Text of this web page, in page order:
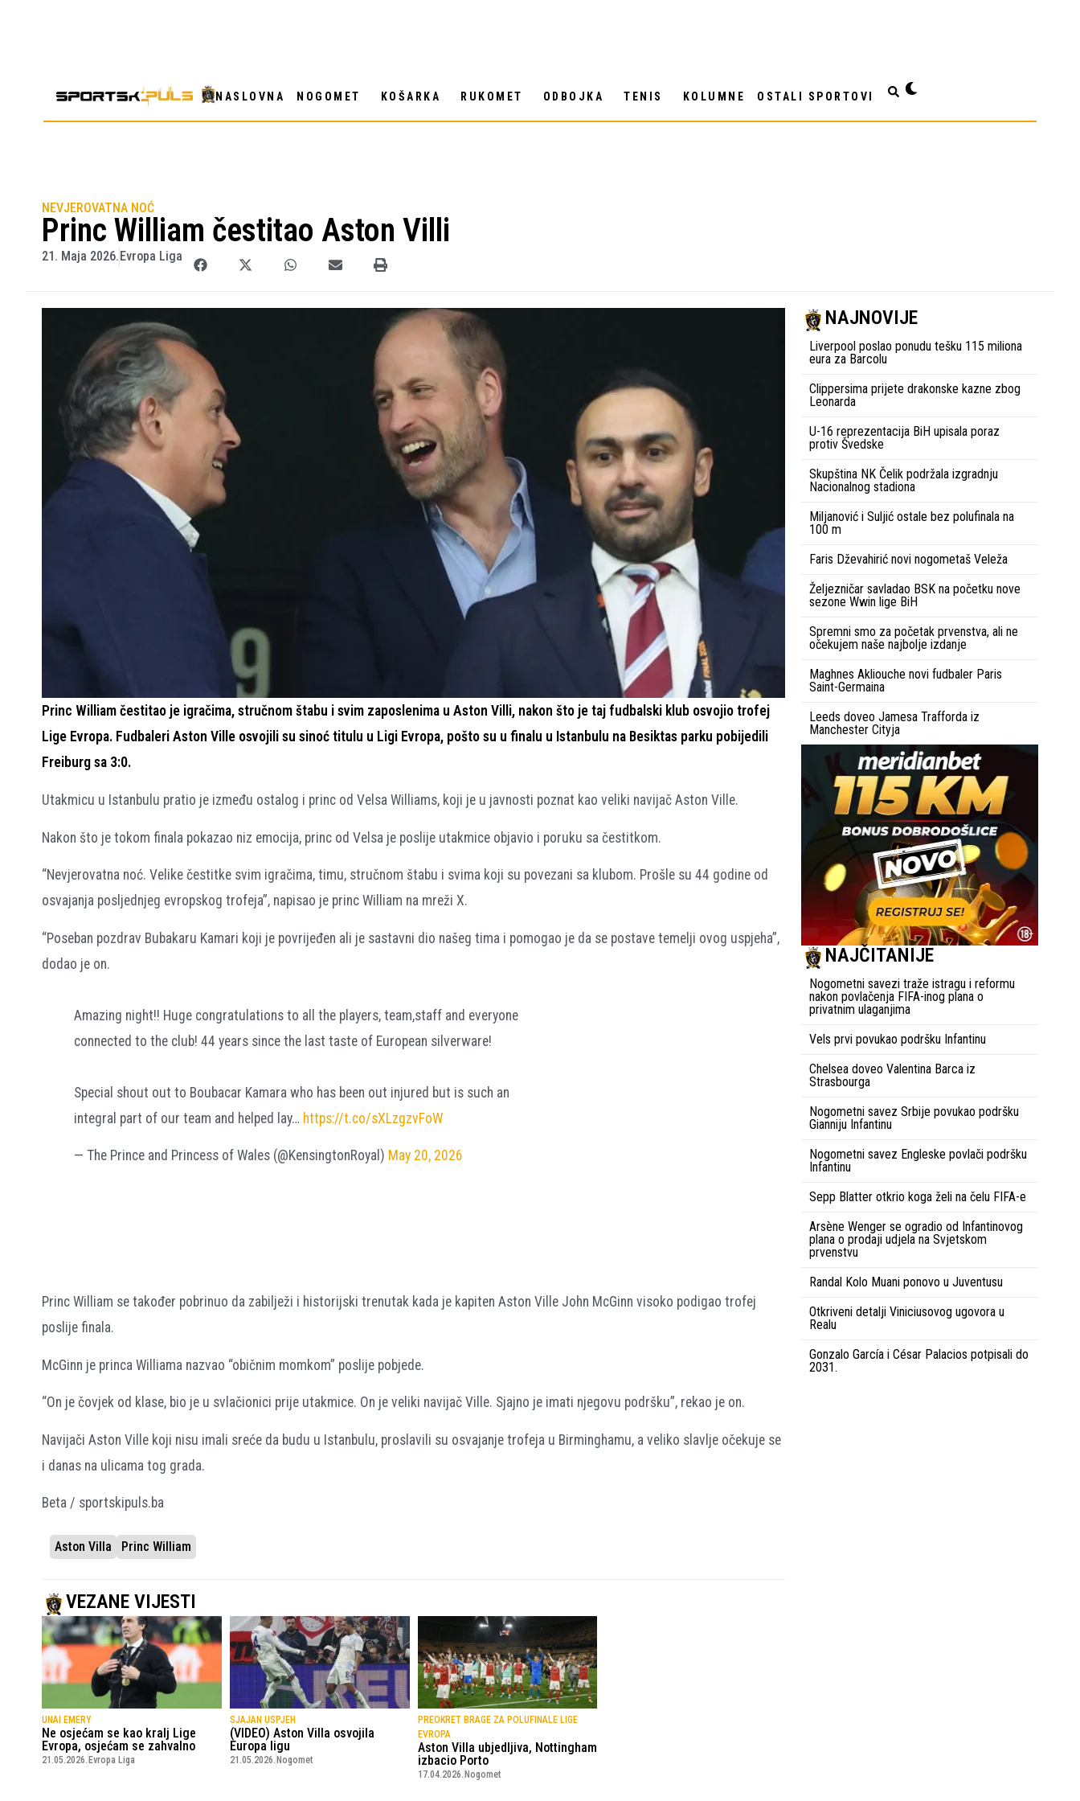
NASLOVNA NOGOMET KOŠARKA RUKOMET ODBOJKA TENIS KOLUMNE OSTALI SPORTOVI
NEVJEROVATNA NOĆ
Princ William čestitao Aston Villi
21. Maja 2026. Evropa Liga
Princ William čestitao je igračima, stručnom štabu i svim zaposlenima u Aston Villi, nakon što je taj fudbalski klub osvojio trofej
Lige Evropa. Fudbaleri Aston Ville osvojili su sinoć titulu u Ligi Evropa, pošto su u finalu u Istanbulu na Besiktas parku pobijedili
Freiburg sa 3:0.
Utakmicu u Istanbulu pratio je između ostalog i princ od Velsa Williams, koji je u javnosti poznat kao veliki navijač Aston Ville.
Nakon što je tokom finala pokazao niz emocija, princ od Velsa je poslije utakmice objavio i poruku sa čestitkom.
“Nevjerovatna noć. Velike čestitke svim igračima, timu, stručnom štabu i svima koji su povezani sa klubom. Prošle su 44 godine od
osvajanja posljednjeg evropskog trofeja”, napisao je princ William na mreži X.
“Poseban pozdrav Bubakaru Kamari koji je povrijeđen ali je sastavni dio našeg tima i pomogao je da se postave temelji ovog uspjeha”,
dodao je on.
Amazing night!! Huge congratulations to all the players, team,staff and everyone
connected to the club! 44 years since the last taste of European silverware!
Special shout out to Boubacar Kamara who has been out injured but is such an
integral part of our team and helped lay… https://t.co/sXLzgzvFoW
— The Prince and Princess of Wales (@KensingtonRoyal) May 20, 2026
Princ William se također pobrinuo da zabilježi i historijski trenutak kada je kapiten Aston Ville John McGinn visoko podigao trofej
poslije finala.
McGinn je princa Williama nazvao “običnim momkom” poslije pobjede.
“On je čovjek od klase, bio je u svlačionici prije utakmice. On je veliki navijač Ville. Sjajno je imati njegovu podršku”, rekao je on.
Navijači Aston Ville koji nisu imali sreće da budu u Istanbulu, proslavili su osvajanje trofeja u Birminghamu, a veliko slavlje očekuje se
i danas na ulicama tog grada.
Beta / sportskipuls.ba
Aston Villa Princ William
VEZANE VIJESTI
UNAI EMERY
Ne osjećam se kao kralj Lige
Evropa, osjećam se zahvalno
21.05.2026. Evropa Liga
SJAJAN USPJEH
(VIDEO) Aston Villa osvojila
Europa ligu
21.05.2026. Nogomet
PREOKRET BRAGE ZA POLUFINALE LIGE
EVROPA
Aston Villa ubjedljiva, Nottingham
izbacio Porto
17.04.2026. Nogomet
NAJNOVIJE
Liverpool poslao ponudu tešku 115 miliona
eura za Barcolu
Clippersima prijete drakonske kazne zbog
Leonarda
U-16 reprezentacija BiH upisala poraz
protiv Švedske
Skupština NK Čelik podržala izgradnju
Nacionalnog stadiona
Miljanović i Suljić ostale bez polufinala na
100 m
Faris Dževahirić novi nogometaš Veleža
Željezničar savladao BSK na početku nove
sezone Wwin lige BiH
Spremni smo za početak prvenstva, ali ne
očekujem naše najbolje izdanje
Maghnes Akliouche novi fudbaler Paris
Saint-Germaina
Leeds doveo Jamesa Trafforda iz
Manchester Cityja
NAJČITANIJE
Nogometni savezi traže istragu i reformu
nakon povlačenja FIFA-inog plana o
privatnim ulaganjima
Vels prvi povukao podršku Infantinu
Chelsea doveo Valentina Barca iz
Strasbourga
Nogometni savez Srbije povukao podršku
Gianniju Infantinu
Nogometni savez Engleske povlači podršku
Infantinu
Sepp Blatter otkrio koga želi na čelu FIFA-e
Arsène Wenger se ogradio od Infantinovog
plana o prodaji udjela na Svjetskom
prvenstvu
Randal Kolo Muani ponovo u Juventusu
Otkriveni detalji Viniciusovog ugovora u
Realu
Gonzalo García i César Palacios potpisali do
2031.